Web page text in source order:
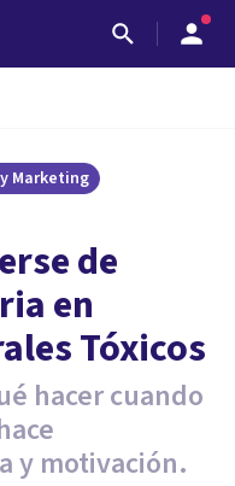
Marketing
de
en
Tóxicos
hacer cuando
y motivación.